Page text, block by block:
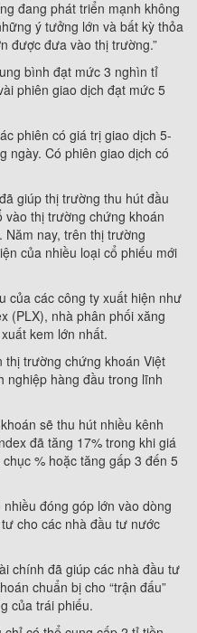
đang phát triển mạnh không
ý tưởng lớn và bất kỳ thỏa
được đưa vào thị trường.”
bình đạt mức 3 nghìn tỉ
phiên giao dịch đạt mức 5
phiên có giá trị giao dịch 5-
ngày. Có phiên giao dịch có
giúp thị trường thu hút đầu
thị trường chứng khoán
nay, trên thị trường
của nhiều loại cổ phiếu mới
của các công ty xuất hiện như
(PLX), nhà phân phối xăng
kem lớn nhất.
trường chứng khoán Việt
nghiệp hàng đầu trong lĩnh
sẽ thu hút nhiều kênh
đã tăng 17% trong khi giá
% hoặc tăng gấp 3 đến 5
đóng góp lớn vào dòng
cho các nhà đầu tư nước
chính đã giúp các nhà đầu tư
chuẩn bị cho “trận đấu”
của trái phiếu.